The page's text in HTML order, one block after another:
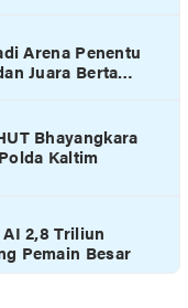
Arena Penentu
Juara Berta…
Bhayangkara
Kaltim
2,8 Triliun
Pemain Besar